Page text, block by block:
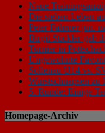
Neue
Die sieben Leben
Peter Fahrner jun.
Birgit Stickler gab
Turnier in
Ungewohnte
Sollenau U14 vs.
Wurstschnapsen zu
5. Runde: Einige
Homepage-Archiv